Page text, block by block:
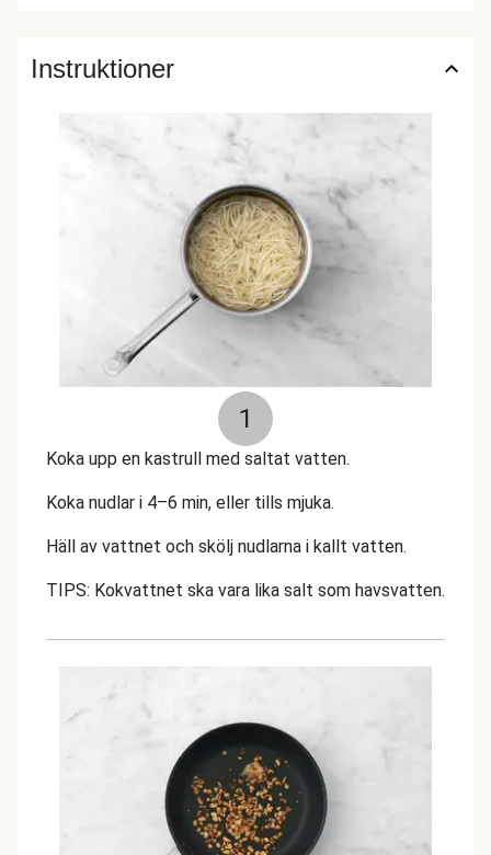
Instruktioner
1
Koka upp en kastrull med saltat vatten.
Koka nudlar i 4–6 min, eller tills mjuka.
Häll av vattnet och skölj nudlarna i kallt vatten.
TIPS: Kokvattnet ska vara lika salt som havsvatten.